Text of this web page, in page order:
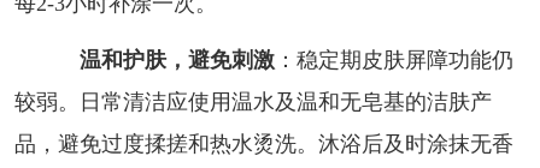
温和护肤，避免刺激：稳定期皮肤屏障功能仍
较弱。日常清洁应使用温水及温和无皂基的洁肤产
品，避免过度揉搓和热水烫洗。沐浴后及时涂抹无香